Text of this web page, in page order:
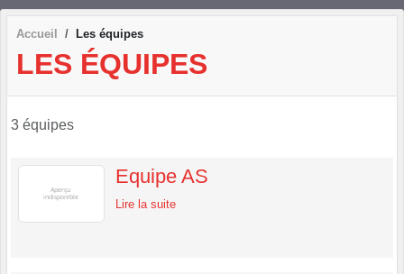
Accueil Les équipes
LES ÉQUIPES
3 équipes
Equipe AS
Lire la suite